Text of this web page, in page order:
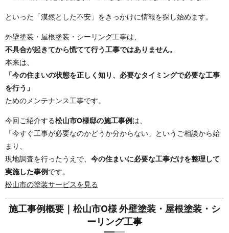
といった「漠然とした不安」をきっかけに情報を探し始めます。
外壁塗装・屋根塗装・シーリング工事は、
不具合が起きてから慌てて行う工事ではありません。
本来は、
「今の住まいの状態を正しく知り、必要なタイミングで必要な工事
を行う」
ためのメンテナンス工事です。
今回ご紹介する松山市O様邸の施工事例は、
「今すぐ工事が必要なのかどうか分からない」というご相談から始
まり、
現地調査を行ったうえで、 今の住まいに必要な工事だけを整理して
実施した事例です。
松山市の塗装サービスを見る
施工事例概要｜松山市O様 外壁塗装・屋根塗装・シ
ーリング工事